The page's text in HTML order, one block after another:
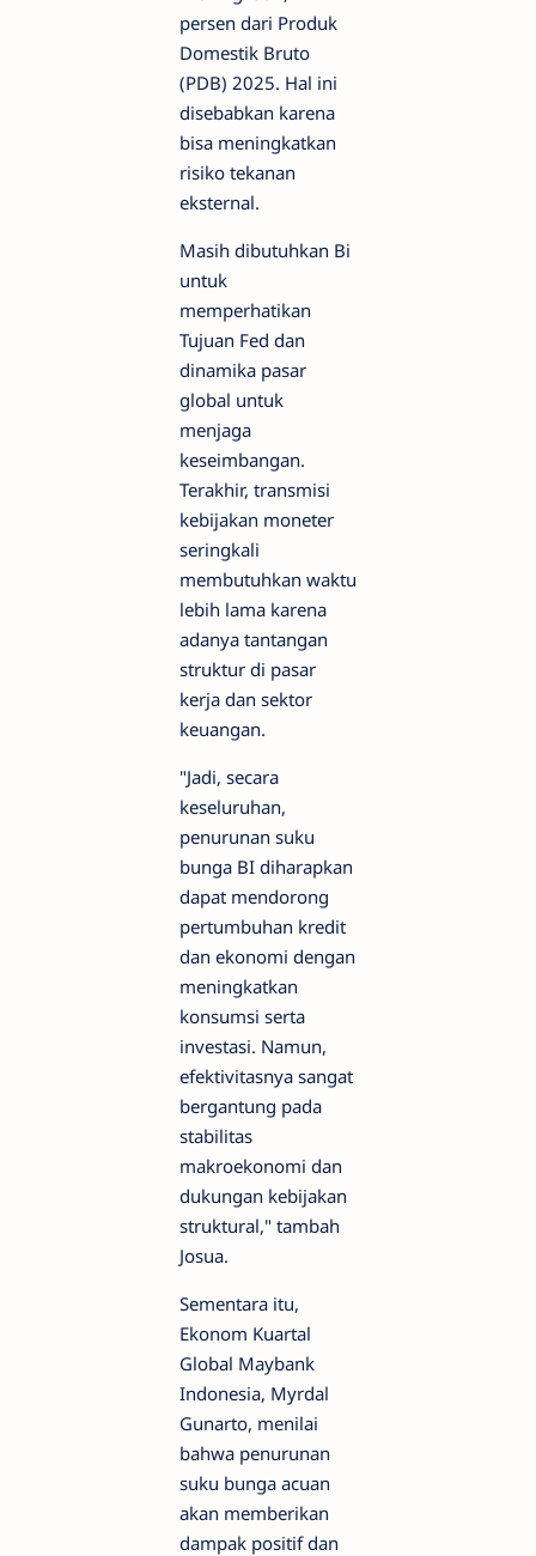
persen dari Produk
Domestik Bruto
(PDB) 2025. Hal ini
disebabkan karena
bisa meningkatkan
risiko tekanan
eksternal.
Masih dibutuhkan Bi
untuk
memperhatikan
Tujuan Fed dan
dinamika pasar
global untuk
menjaga
keseimbangan.
Terakhir, transmisi
kebijakan moneter
seringkali
membutuhkan waktu
lebih lama karena
adanya tantangan
struktur di pasar
kerja dan sektor
keuangan.
"Jadi, secara
keseluruhan,
penurunan suku
bunga BI diharapkan
dapat mendorong
pertumbuhan kredit
dan ekonomi dengan
meningkatkan
konsumsi serta
investasi. Namun,
efektivitasnya sangat
bergantung pada
stabilitas
makroekonomi dan
dukungan kebijakan
struktural," tambah
Josua.
Sementara itu,
Ekonom Kuartal
Global Maybank
Indonesia, Myrdal
Gunarto, menilai
bahwa penurunan
suku bunga acuan
akan memberikan
dampak positif dan